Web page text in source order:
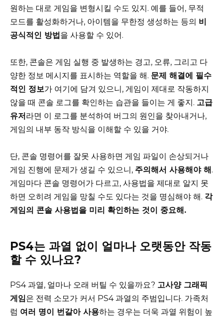
원하는 대로 게임을 변형시킬 수도 있지. 예를 들어, 무적
모드를 활성화하거나, 아이템을 무한정 생성하는 등의 비
공식적인 방법을 사용할 수 있어.
또한, 콘솔은 게임 실행 중 발생하는 경고, 오류, 그리고 다
양한 정보 메시지를 표시하는 역할을 해. 문제 해결에 필수
적인 정보가 여기에 담겨 있으니, 게임이 제대로 작동하지
않을 때 콘솔 로그를 확인하는 습관을 들이는 게 좋지. 고급
유저라면 이 로그를 분석하여 버그의 원인을 찾아내거나,
게임의 내부 동작 방식을 이해할 수 있을 거야.
단, 콘솔 명령어를 잘못 사용하면 게임 파일이 손상되거나
게임 진행에 문제가 생길 수 있으니, 주의해서 사용해야 해.
게임마다 콘솔 명령어가 다르고, 사용법을 제대로 알지 못
하면 오히려 게임을 망칠 수도 있다는 것을 명심해야 해. 각
게임의 콘솔 사용법을 미리 확인하는 것이 중요해.
PS4는 과열 없이 얼마나 오랫동안 작동
할 수 있나요?
PS4 과열, 얼마나 오래 버틸 수 있을까요? 고사양 그래픽
게임은 전력 소모가 커서 PS4 과열의 주범입니다. 가족처
럼 여러 명이 번갈아 사용하는 경우는 더욱 과열 위험이 높